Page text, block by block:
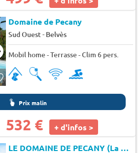
Domaine de Pecany
Sud Ouest- Belvès
Mobil home - Terrasse - Clim 6 pers.
Prix malin
532 € + d'infos >
LE DOMAINE DE PECANY (La Noix de Pecan'y)